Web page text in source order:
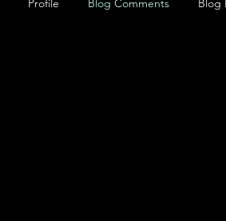
Profile Blog Comments Blog